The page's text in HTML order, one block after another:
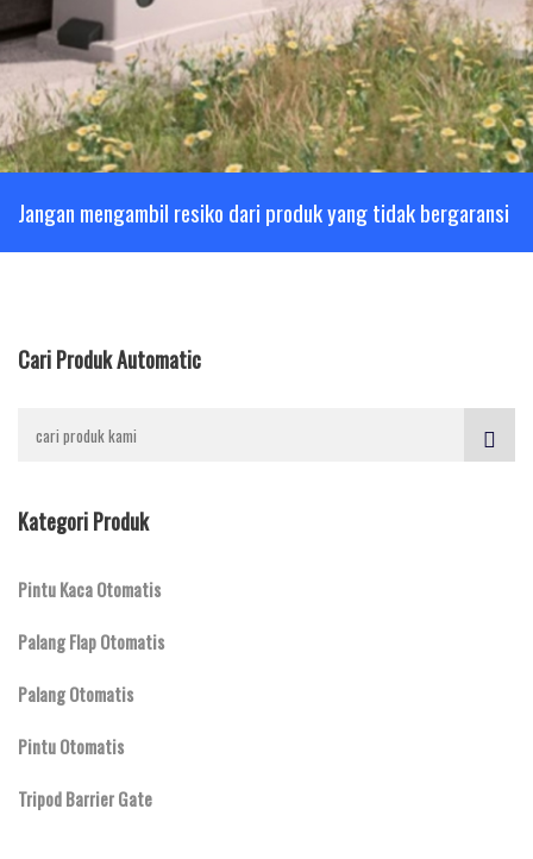
Jangan mengambil resiko dari produk yang tidak bergaransi
Cari Produk Automatic
Kategori Produk
Pintu Kaca Otomatis
Palang Flap Otomatis
Palang Otomatis
Pintu Otomatis
Tripod Barrier Gate